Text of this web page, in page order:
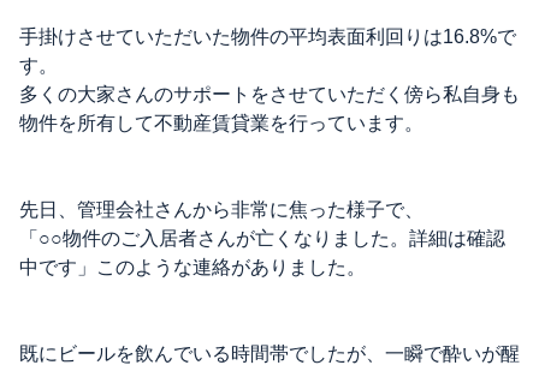
手掛けさせていただいた物件の平均表面利回りは16.8%で
す。
多くの大家さんのサポートをさせていただく傍ら私自身も
物件を所有して不動産賃貸業を行っています。
先日、管理会社さんから非常に焦った様子で、
「○○物件のご入居者さんが亡くなりました。詳細は確認
中です」このような連絡がありました。
既にビールを飲んでいる時間帯でしたが、一瞬で酔いが醒